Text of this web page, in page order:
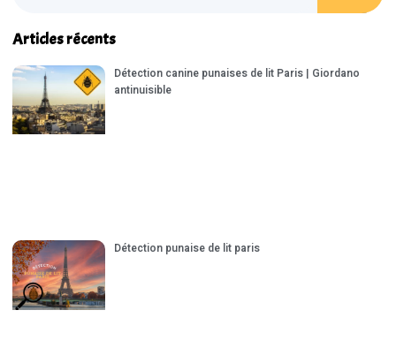
Articles récents
Détection canine punaises de lit Paris | Giordano
antinuisible
Détection punaise de lit paris